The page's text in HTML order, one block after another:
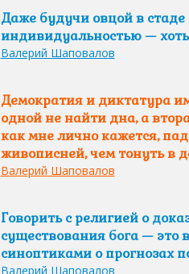
Даже будучи овцой в стаде
индивидуальностью —
Валерий Шаповалов
Демократия и диктатура
одной не найти дна, а
как мне лично кажется,
живописней, чем тонуть в
Валерий Шаповалов
Говорить с религией о
существования бога — это
синоптиками о прогнозах
Валерий Шаповалов